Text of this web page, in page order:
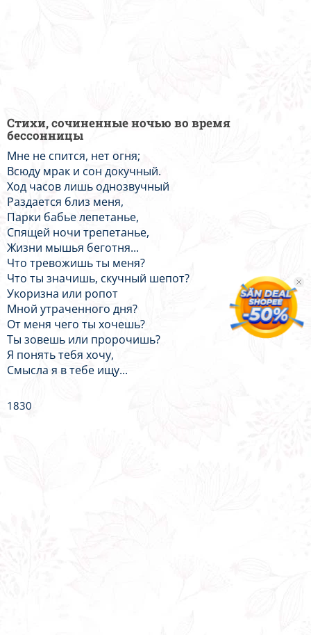
Стихи, сочиненные ночью во время
бессонницы
Мне не спится, нет огня;
Всюду мрак и сон докучный.
Ход часов лишь однозвучный
Раздается близ меня,
Парки бабье лепетанье,
Спящей ночи трепетанье,
Жизни мышья беготня...
Что тревожишь ты меня?
Что ты значишь, скучный шепот?
Укоризна или ропот
Мной утраченного дня?
От меня чего ты хочешь?
Ты зовешь или пророчишь?
Я понять тебя хочу,
Смысла я в тебе ищу...
1830